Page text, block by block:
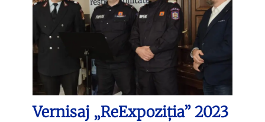
Vernisaj „ReExpoziția” 2023